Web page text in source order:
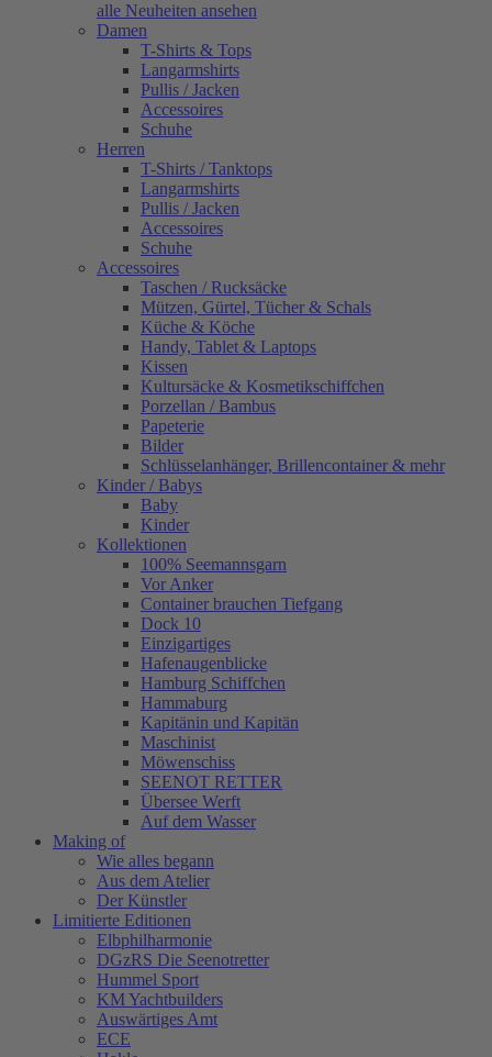
alle Neuheiten ansehen
Damen
T-Shirts & Tops
Langarmshirts
Pullis / Jacken
Accessoires
Schuhe
Herren
T-Shirts / Tanktops
Langarmshirts
Pullis / Jacken
Accessoires
Schuhe
Accessoires
Taschen / Rucksäcke
Mützen, Gürtel, Tücher & Schals
Küche & Köche
Handy, Tablet & Laptops
Kissen
Kultursäcke & Kosmetikschiffchen
Porzellan / Bambus
Papeterie
Bilder
Schlüsselanhänger, Brillencontainer & mehr
Kinder / Babys
Baby
Kinder
Kollektionen
100% Seemannsgarn
Vor Anker
Container brauchen Tiefgang
Dock 10
Einzigartiges
Hafenaugen­blicke
Hamburg Schiffchen
Hammaburg
Kapitänin und Kapitän
Maschinist
Möwenschiss
SEENOT RETTER
Übersee Werft
Auf dem Wasser
Making of
Wie alles begann
Aus dem Atelier
Der Künstler
Limitierte Editionen
Elbphilharmonie
DGzRS Die Seenotretter
Hummel Sport
KM Yachtbuilders
Auswärtiges Amt
ECE